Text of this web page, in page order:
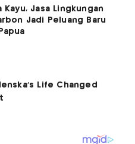
Kayu, Jasa Lingkungan
Jadi Peluang Baru